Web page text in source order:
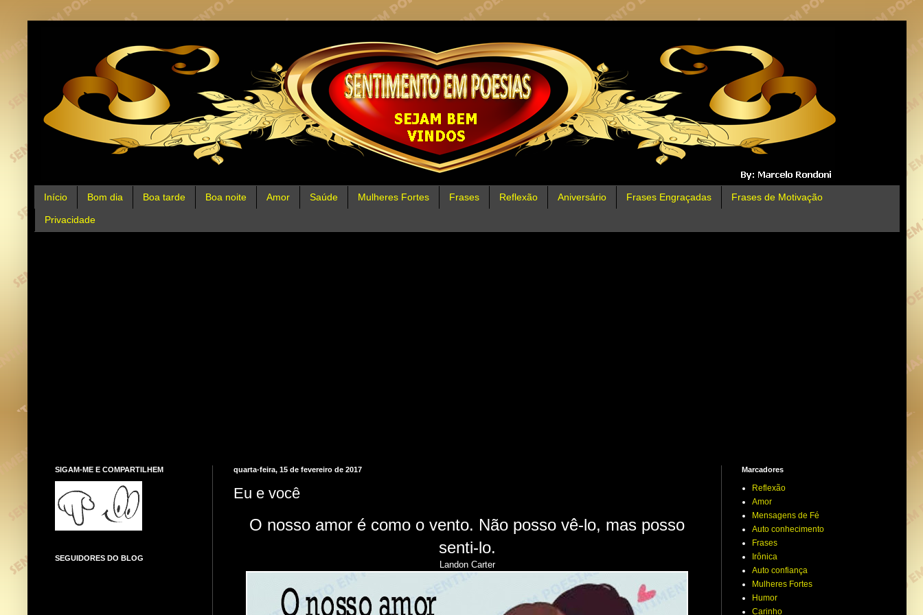
Início Bom dia Boa tarde Boa noite Amor Saúde Mulheres Fortes Frases Reflexão Aniversário Frases Engraçadas Frases de Motivação
Privacidade
quarta-feira, 15 de fevereiro de 2017
Eu e você
O nosso amor é como o vento. Não posso vê-lo, mas posso
senti-lo.
Landon Carter
SIGAM-ME E COMPARTILHEM
SEGUIDORES DO BLOG
Marcadores
Reflexão
Amor
Mensagens de Fé
Auto conhecimento
Frases
Irônica
Auto confiança
Mulheres Fortes
Humor
Carinho